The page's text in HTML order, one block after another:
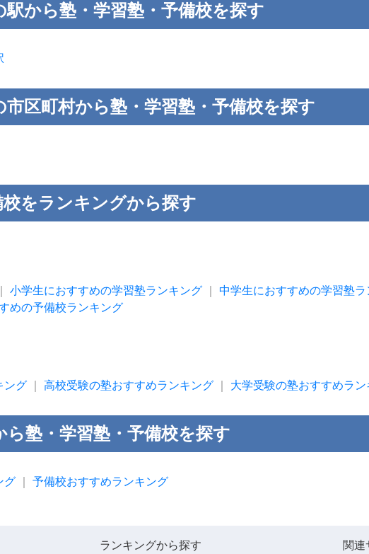
から塾・学習塾・予備校を探す
区町村から塾・学習塾・予備校を探す
をランキングから探す
小学生におすすめの学習塾ランキング
中学生におすすめの学習塾ラ
めの予備校ランキング
ング 高校受験の塾おすすめランキング 大学受験の塾おすすめラン
塾・学習塾・予備校を探す
グ 予備校おすすめランキング
ランキングから探す 関連